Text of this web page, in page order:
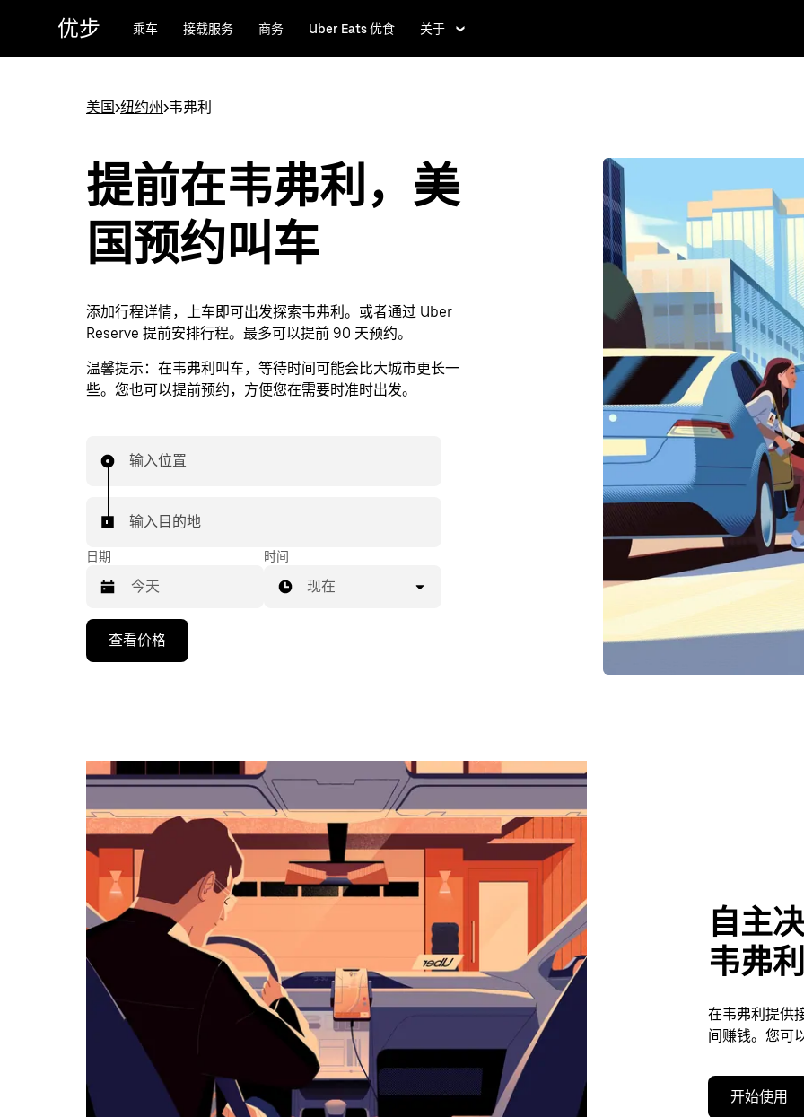
优步 乘车 接载服务 商务 Uber Eats 优食 关于
美国>纽约州>韦弗利
提前在韦弗利，美
国预约叫车
添加行程详情，上车即可出发探索韦弗利。或者通过 Uber
Reserve 提前安排行程。最多可以提前 90 天预约。
温馨提示： 在韦弗利叫车，等待时间可能会比大城市更长一
些。您也可以提前预约，方便您在需要时准时出发。
输入位置
输入目的地
日期
向
可
浏
览
日
历
择
期。
按
关
闭
时间
现在
查看价格
自主
韦弗
在韦弗利提供
间赚钱。您可
开始使用